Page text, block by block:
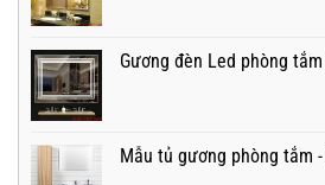
Gương đèn Led phòng
Mẫu tủ gương phòng tắm